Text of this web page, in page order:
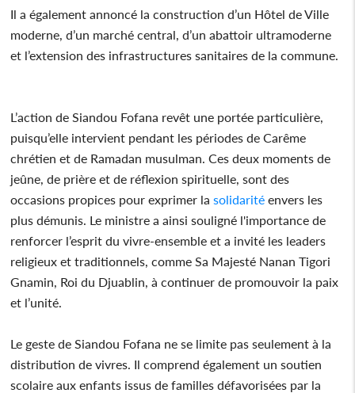
Il a également annoncé la construction d’un Hôtel de Ville
moderne, d’un marché central, d’un abattoir ultramoderne
et l’extension des infrastructures sanitaires de la commune.
L’action de Siandou Fofana revêt une portée particulière,
puisqu’elle intervient pendant les périodes de Carême
chrétien et de Ramadan musulman. Ces deux moments de
jeûne, de prière et de réflexion spirituelle, sont des
occasions propices pour exprimer la solidarité envers les
plus démunis. Le ministre a ainsi souligné l'importance de
renforcer l’esprit du vivre-ensemble et a invité les leaders
religieux et traditionnels, comme Sa Majesté Nanan Tigori
Gnamin, Roi du Djuablin, à continuer de promouvoir la paix
et l’unité.
Le geste de Siandou Fofana ne se limite pas seulement à la
distribution de vivres. Il comprend également un soutien
scolaire aux enfants issus de familles défavorisées par la